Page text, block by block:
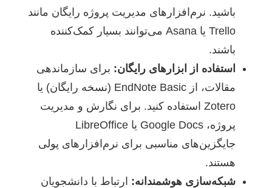
باشید. نرم‌افزارهای مدیریت پروژه رایگان مانند
Trello یا Asana می‌توانند بسیار کمک‌کننده
باشند.
استفاده از ابزارهای رایگان: برای سازماندهی
مقالات، از EndNote Basic (نسخه رایگان) یا
Zotero استفاده کنید. برای نگارش و مدیریت
پروژه، Google Docs یا LibreOffice
جایگزین‌های مناسبی برای نرم‌افزارهای پولی
هستند.
شبکه‌سازی هوشمندانه: ارتباط با دانشجویان